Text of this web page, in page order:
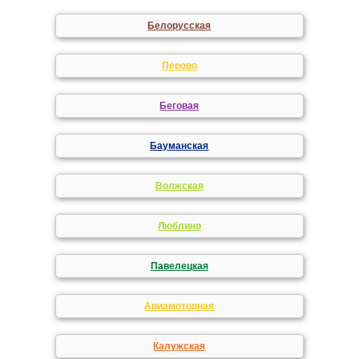
Белорусская
Перово
Беговая
Бауманская
Волжская
Люблино
Павелецкая
Авиамоторная
Калужская